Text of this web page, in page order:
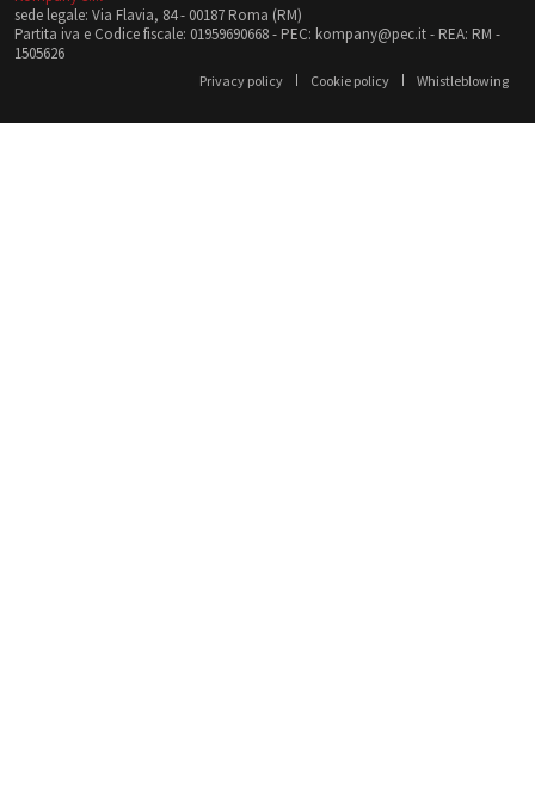
sede legale: Via Flavia, 84 - 00187 Roma (RM)
Partita iva e Codice fiscale: 01959690668 - PEC: kompany@pec.it - REA: RM -
1505626
Privacy policy Cookie policy Whistleblowing